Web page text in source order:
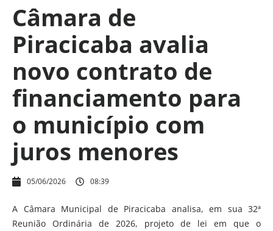
Câmara de
Piracicaba avalia
novo contrato de
financiamento para
o município com
juros menores
05/06/2026 08:39
A Câmara Municipal de Piracicaba analisa, em sua 32ª
Reunião Ordinária de 2026, projeto de lei em que o